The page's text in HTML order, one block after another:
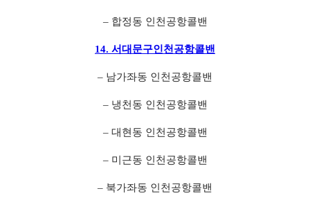
– 합정동 인천공항콜밴
14. 서대문구인천공항콜밴
– 남가좌동 인천공항콜밴
– 냉천동 인천공항콜밴
– 대현동 인천공항콜밴
– 미근동 인천공항콜밴
– 북가좌동 인천공항콜밴